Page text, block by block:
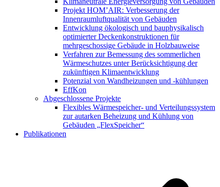
Projekt HOM’AIR: Verbesserung der
Innenraumluftqualität von Gebäuden
Entwicklung ökologisch und bauphysikalisch
optimierter Deckenkonstruktionen für
mehrgeschossige Gebäude in Holzbauweise
Verfahren zur Bemessung des sommerlichen
Wärmeschutzes unter Berücksichtigung der
zukünftigen Klimaentwicklung
Potenzial von Wandheizungen und -kühlungen
EffKon
Abgeschlossene Projekte
Flexibles Wärmespeicher- und Verteilungssystem
zur autarken Beheizung und Kühlung von
Gebäuden „FlexSpeicher“
Publikationen